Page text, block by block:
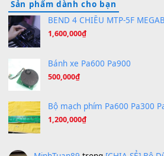
Hãy nói với em - Mỹ Tâm - Bằng Kiều
Hương Ngọc Lan
Tiếng Đàn Hàm Oan (8.194)
Under Pressure
A Long December (8.155)
Ta Sẽ Trở Lại
Ông Hoàng Bảy